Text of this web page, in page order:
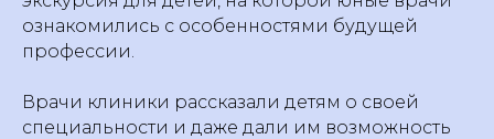
ознакомились с особенностями будущей
профессии.
Врачи клиники рассказали детям о своей
специальности и даже дали им возможность